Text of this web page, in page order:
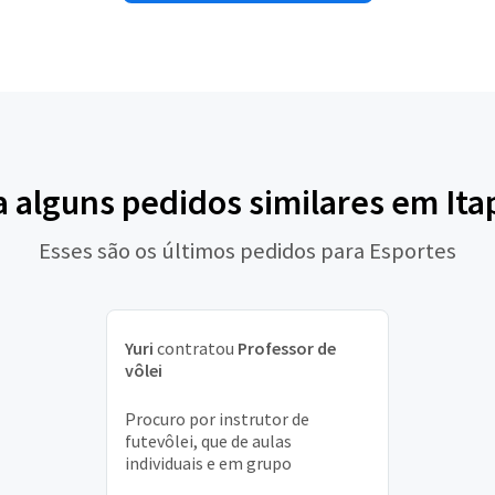
alguns pedidos similares em
Esses são os últimos pedidos para Esportes
Yuri contratou Professor de
vôlei
Procuro por instrutor de
futevôlei, que de aulas
individuais e em grupo